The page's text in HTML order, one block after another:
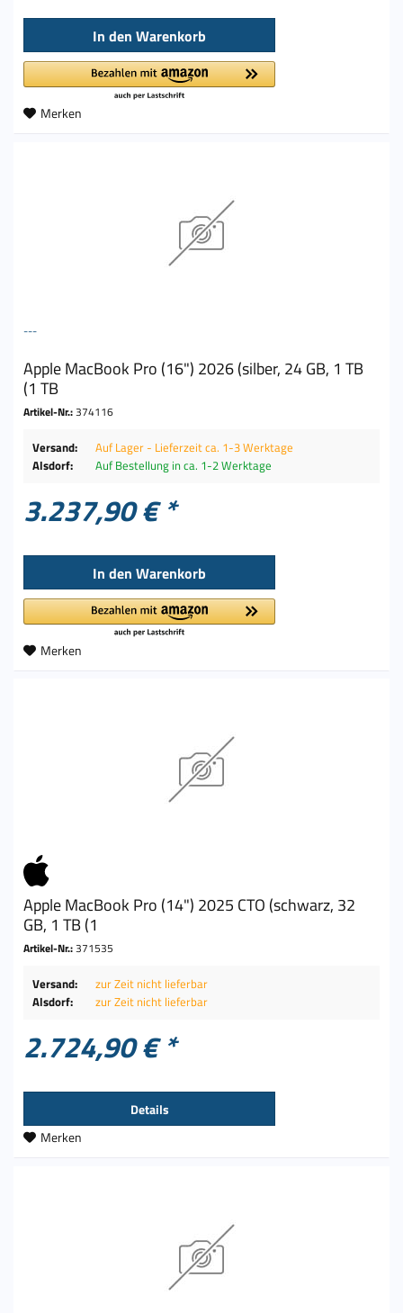
In den Warenkorb
Merken
---
Apple MacBook Pro (16") 2026 (silber, 24 GB, 1 TB
(1 TB
Artikel-Nr.:374116
Versand:
Auf Lager - Lieferzeit ca. 1-3 Werktage
Alsdorf:
Auf Bestellung in ca. 1-2 Werktage
3.237,90 € *
In den Warenkorb
Merken
Apple MacBook Pro (14") 2025 CTO (schwarz, 32
GB, 1 TB (1
Artikel-Nr.:371535
Versand:
zur Zeit nicht lieferbar
Alsdorf:
zur Zeit nicht lieferbar
2.724,90 € *
Details
Merken